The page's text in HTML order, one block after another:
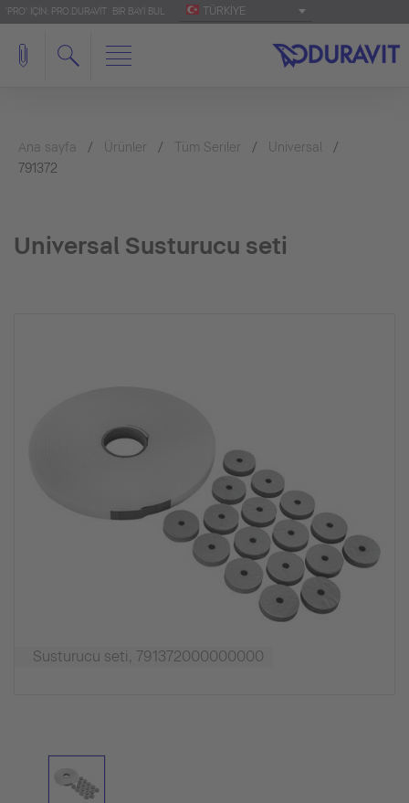
'PRO' IÇIN: PRO.DURAVIT BIR BAYI BUL TÜRKIYE
Ana sayfa Ürünler Tüm Seriler
Universal
791372
Universal Susturucu seti
Susturucu seti, 791372000000000